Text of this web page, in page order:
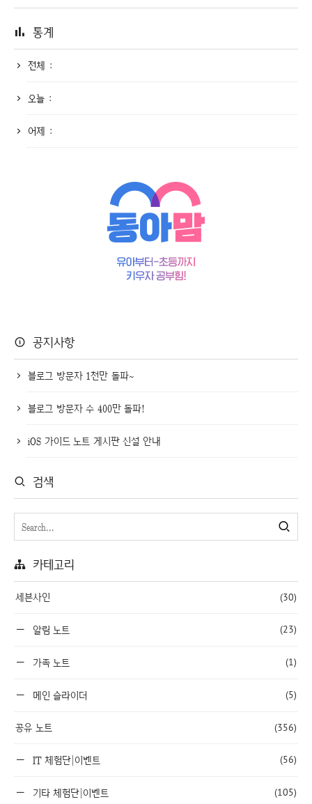
통계
전체 :
오늘 :
어제 :
공지사항
블로그 방문자 1천만 돌파~
블로그 방문자 수 400만 돌파!
iOS 가이드 노트 게시판 신설 안내
검색
카테고리
세븐사인 (30)
알림 노트 (23)
가족 노트 (1)
메인 슬라이더 (5)
공유 노트 (356)
IT 체험단|이벤트 (56)
기타 체험단|이벤트 (105)